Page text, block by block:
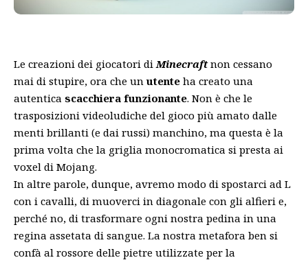
Le creazioni dei giocatori di Minecraftnon cessano
mai di stupire, ora che un utente ha creato una
autentica scacchiera funzionante. Non è che le
trasposizioni videoludiche del gioco più amato dalle
menti brillanti (e dai russi) manchino, ma questa è la
prima volta che la griglia monocromatica si presta ai
voxel di Mojang.
In altre parole, dunque, avremo modo di spostarci ad L
con i cavalli, di muoverci in diagonale con gli alfieri e,
perché no, di trasformare ogni nostra pedina in una
regina assetata di sangue. La nostra metafora ben si
confà al rossore delle pietre utilizzate per la